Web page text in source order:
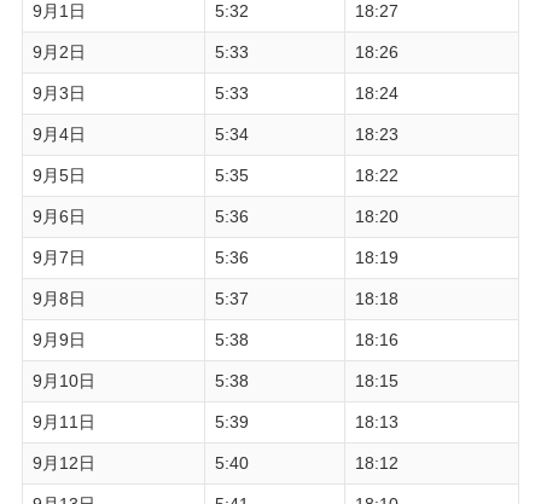
9月1日 5:32 18:27
9月2日 5:33 18:26
9月3日 5:33 18:24
9月4日 5:34 18:23
9月5日 5:35 18:22
9月6日 5:36 18:20
9月7日 5:36 18:19
9月8日 5:37 18:18
9月9日 5:38 18:16
9月10日 5:38 18:15
9月11日 5:39 18:13
9月12日 5:40 18:12